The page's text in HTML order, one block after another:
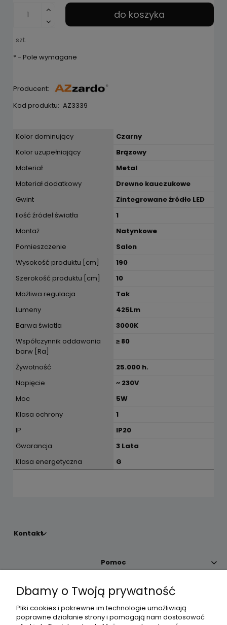
szt.
do koszyka
*- Pole wymagane
Producent:
Kod produktu: AZ3339
Kolor dominujący
Czarny
Kolor uzupełniający
Brązowy
Materiał
Metal
Materiał dodatkowy
Drewno kauczukowe
Gwint
Zintegrowane źródło LED
Ilość źródeł światła
1
Montaż
Natynkowe
Pomieszczenie
Salon
Wysokość produktu [cm]
190
Szerokość produktu [cm]
10
Możliwa regulacja
Tak
Lumeny
425Lm
Barwa światła
3000K
Współczynnik oddawania
barw [Ra]
≥ 80
Żywotność
25.000 h.
Napięcie
~ 230V
Moc
5W
Klasa ochrony
1
IP
IP20
Gwarancja
3 Lata
Klasa energetyczna
G
Kontakt
Pomoc
Moje konto
Płatności i dostawa
Dbamy o Twoją prywatność
Pliki cookies i pokrewne im technologie umożliwiają
poprawne działanie strony i pomagają nam dostosować